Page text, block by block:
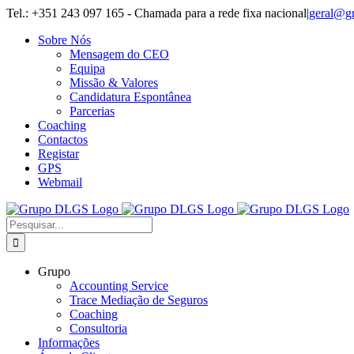
Skip
content
Tel.: +351 243 097 165 - Chamada para a rede fixa nacional|
Sobre Nós
Mensagem do CEO
Equipa
Missão & Valores
Candidatura Espontânea
Parcerias
Coaching
Contactos
Registar
GPS
Webmail
Pesquisar
Grupo
Accounting Service
Trace Mediação de Seguros
Coaching
Consultoria
Informações